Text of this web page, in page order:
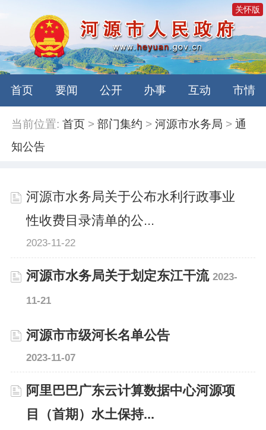
关怀版
首页 要闻 公开 办事 互动 市情
当前位置: 首页 >部门集约 >河源市水务局 >通
知公告
河源市水务局关于公布水利行政事业
性收费目录清单的公...
2023-11-22
河源市水务局关于划定东江干流2023-
11-21
河源市市级河长名单公告
2023-11-07
阿里巴巴广东云计算数据中心河源项
目（首期）水土保持...